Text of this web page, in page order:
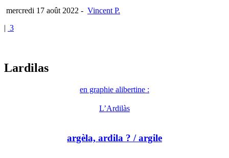
mercredi 17 août 2022 - Vincent P.
| 3
Lardilas
en graphie alibertine :
L’Ardilàs
argèla, ardila ? / argile